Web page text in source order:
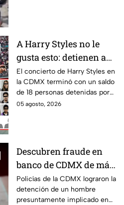
A Harry Styles no le
gusta esto: detienen a
18 tras concierto en
CDMX
El concierto de Harry Styles en
la CDMX terminó con un saldo
de 18 personas detenidas por
policías, quienes los esposaron
05 agosto, 2026
Descubren fraude en
banco de CDMX de más
de 400 mil pesos con
un cheque falso
Policías de la CDMX lograron la
detención de un hombre
presuntamente implicado en